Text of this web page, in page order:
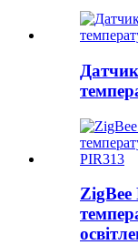
ZigBee